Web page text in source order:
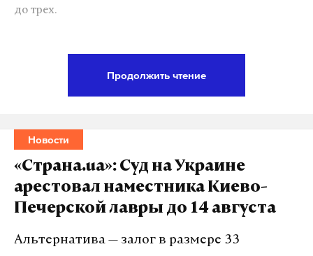
до трех.
из них девять — дети.
Подпишитесь на Daily Storm вMAX. Он
работает там, где тормозит интернет.
Дзени
Продолжить чтение
Новости
«Страна.ua»: Суд на Украине
арестовал наместника Киево-
Печерской лавры до 14 августа
Альтернатива — залог в размере 33